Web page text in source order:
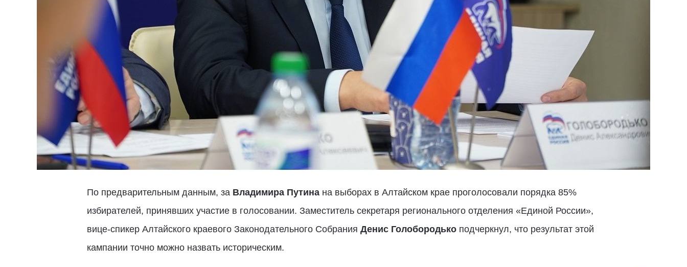
По предварительным данным, за Владимира Путинана выборах в Алтайском крае проголосовали порядка 85%
избирателей, принявших участие в голосовании. Заместитель секретаря регионального отделения «Единой России»,
вице-спикер Алтайского краевого Законодательного Собрания Денис Голобородько подчеркнул, что результат этой
кампании точно можно назвать историческим.